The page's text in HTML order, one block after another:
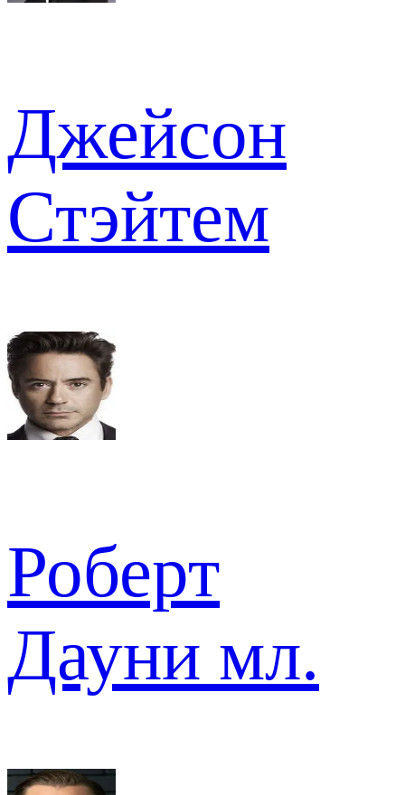
Джейсон
Стэйтем
Роберт
Дауни мл.